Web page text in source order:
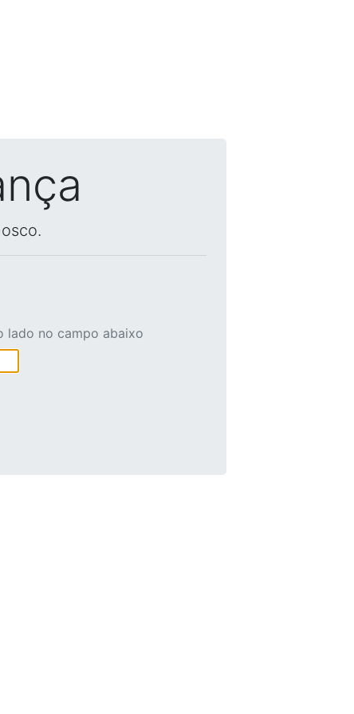
lado no campo abaixo